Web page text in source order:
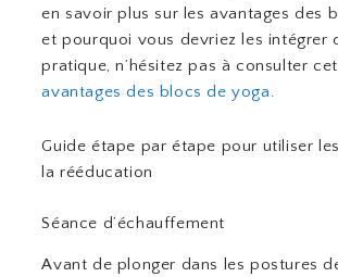
en savoir plus sur les avantages des
et pourquoi vous devriez les intégrer
pratique, n’hésitez pas à consulter
avantages des blocs de yoga.
Guide étape par étape pour utiliser
la rééducation
Séance d’échauffement
Avant de plonger dans les postures